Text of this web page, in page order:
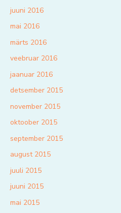
juuni 2016
mai 2016
märts 2016
veebruar 2016
jaanuar 2016
detsember 2015
november 2015
oktoober 2015
september 2015
august 2015
juuli 2015
juuni 2015
mai 2015